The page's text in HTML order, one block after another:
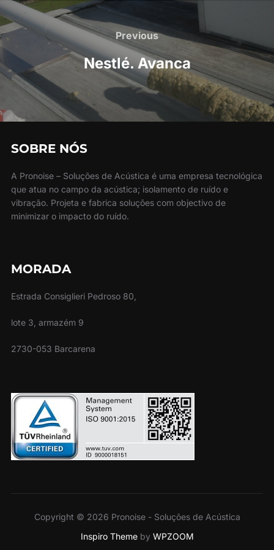
Post
navigation
Previous
Previous
Nestlé. Avanca
SOBRE NÓS
A Pronoise – Soluções de Acústica é uma empresa tecnológica
que atua no campo da acústica; isolamento de ruído e
vibração. Projeta e fabrica soluções com objectivo de
minimizar o impacto do ruído.
MORADA
Estrada Consiglieri Pedroso 80,
lote 3, armazém 9
2730-053 Barcarena
Copyright © 2026 Pronoise - Soluções de Acústica
Inspiro Themeby WPZOOM